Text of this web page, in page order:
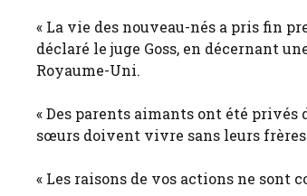
« La vie des nouveau-nés a pris fin
déclaré le juge Goss, en décernant
Royaume-Uni.
« Des parents aimants ont été
sœurs doivent vivre sans leurs
« Les raisons de vos actions ne sont